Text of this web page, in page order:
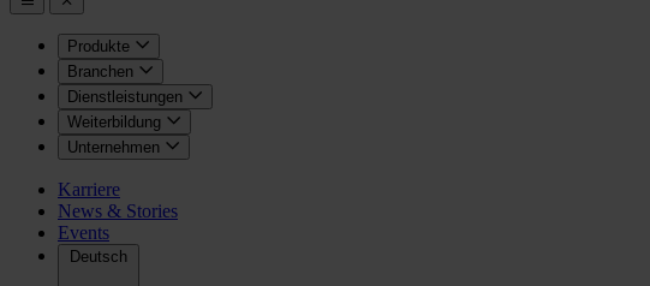
Produkte
Branchen
Dienstleistungen
Weiterbildung
Unternehmen
Karriere
News & Stories
Events
Deutsch